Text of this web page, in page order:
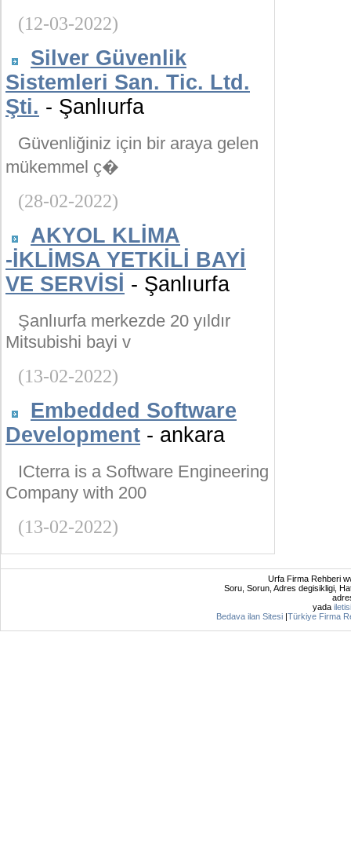
(12-03-2022)
Silver Güvenlik
Sistemleri San. Tic. Ltd.
Şti. - Şanlıurfa
Güvenliğiniz için bir araya gelen
mükemmel ç�
(28-02-2022)
AKYOL KLİMA
-İKLİMSA YETKİLİ BAYİ
VE SERVİSİ - Şanlıurfa
Şanlıurfa merkezde 20 yıldır
Mitsubishi bayi v
(13-02-2022)
Embedded Software
Development - ankara
ICterra is a Software Engineering
Company with 200
(13-02-2022)
Urfa Firma Rehberi
Soru, Sorun, Adres degisikligi,
yada
Bedava ilan Sitesi |Türkiye Firma